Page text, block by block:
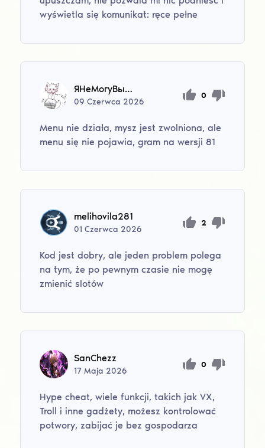
wyświetla się komunikat: ręce pełne
ЯНеМогуВыбратьИмя
09Czerwca 2026
0
Menu nie działa, mysz jest zwolniona, ale
menu się nie pojawia, gram na wersji 81
melihovila281
01Czerwca 2026
2
Kod jest dobry, ale jeden problem polega
na tym, że po pewnym czasie nie mogę
zmienić slotów
SanChezz
17Maja 2026
0
Hype cheat, wiele funkcji, takich jak VX,
Troll i inne gadżety, możesz kontrolować
potwory, zabijać je bez gospodarza